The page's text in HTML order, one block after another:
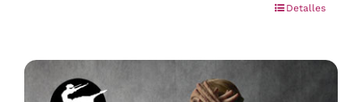
Detalles